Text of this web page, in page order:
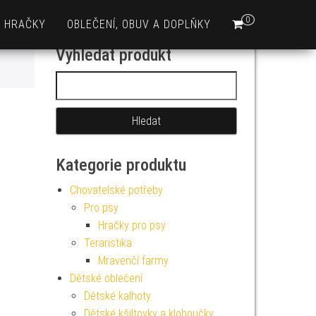
0
HRAČKY OBLEČENÍ, OBUV A DOPLŇKY
Vyhledat produkt
Kategorie produktu
Chovatelské potřeby
Pro psy
Hračky pro psy
Teraristika
Mravenčí farmy
Dětské oblečení
Dětské kalhoty